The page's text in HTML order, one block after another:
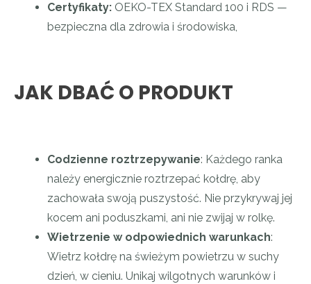
Certyfikaty: OEKO-TEX Standard 100 i RDS —
bezpieczna dla zdrowia i środowiska,
JAK DBAĆ O PRODUKT
Codzienne roztrzepywanie: Każdego ranka
należy energicznie roztrzepać kołdrę, aby
zachowała swoją puszystość. Nie przykrywaj jej
kocem ani poduszkami, ani nie zwijaj w rolkę.
Wietrzenie w odpowiednich warunkach:
Wietrz kołdrę na świeżym powietrzu w suchy
dzień, w cieniu. Unikaj wilgotnych warunków i